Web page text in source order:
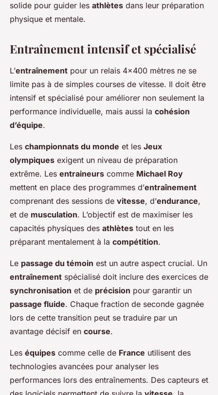
solide pour guider les athlètes dans leur préparation
physique et mentale.
Entraînement intensif et spécialisé
L’entraînement pour un relais 4×400 mètres ne se
limite pas à de simples courses de vitesse. Il doit être
intensif et spécialisé pour améliorer non seulement la
performance individuelle, mais aussi la cohésion
d’équipe.
Les championnats du monde et les Jeux
olympiques exigent un niveau de préparation
extrême. Les entraineurs comme Michael Roy
mettent en place des programmes d’entraînement
comprenant des sessions de vitesse, d’endurance,
et de musculation. L’objectif est de maximiser les
capacités physiques des athlètes tout en les
préparant mentalement à la compétition.
Le passage du témoin est un autre aspect crucial. Un
entraînement spécialisé doit inclure des exercices de
synchronisation et de précision pour garantir un
passage fluide. Chaque fraction de seconde gagnée
lors de cette transition peut se traduire par un
avantage décisif en course.
Les équipes comme celle de France utilisent des
technologies avancées pour analyser les
performances lors des entraînements. Des capteurs et